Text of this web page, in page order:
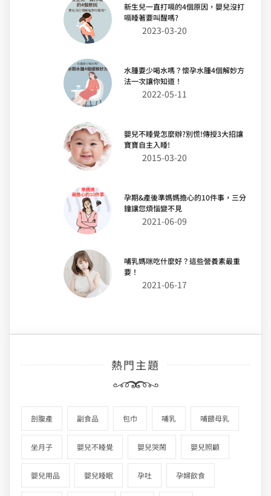
新生兒一直打嗝的4個原因，嬰兒沒打
嗝睡著要叫醒嗎?
2023-03-20
水腫要少喝水嗎？懷孕水腫4個解妙方
法一次讓你知道！
2022-05-11
嬰兒不睡覺怎麼辦?別慌!傳授3大招讓
寶寶自主入睡!
2015-03-20
孕期&產後準媽媽擔心的10件事，三分
鐘讓您煩惱變不見
2021-06-09
哺乳媽咪吃什麼好？這些營養素最重
要！
2021-06-17
熱門主題
剖腹產 副食品 包巾 哺乳 哺餵母乳
坐月子 嬰兒不睡覺 嬰兒哭鬧 嬰兒照顧
嬰兒用品 嬰兒睡眠 孕吐 孕婦飲食